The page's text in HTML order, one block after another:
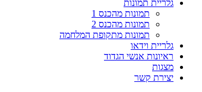
גלריית תמונות
תמונות מהכנס 1
תמונות מהכנס 2
תמונות מתקופת המלחמה
גלריית וידאו
ראיונות אנשי הגדוד
מצגות
יצירת קשר